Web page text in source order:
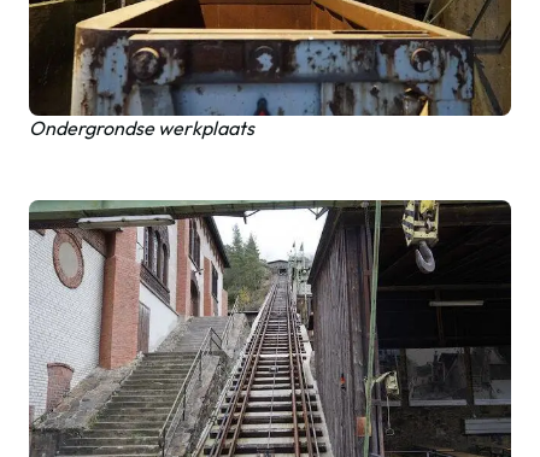
Ondergrondse werkplaats